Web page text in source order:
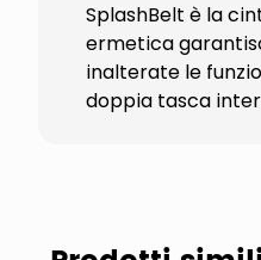
SplashBelt è la
ermetica
inalterate le
doppia tasca